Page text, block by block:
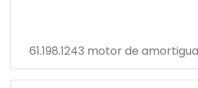
61.198.1243 motor de